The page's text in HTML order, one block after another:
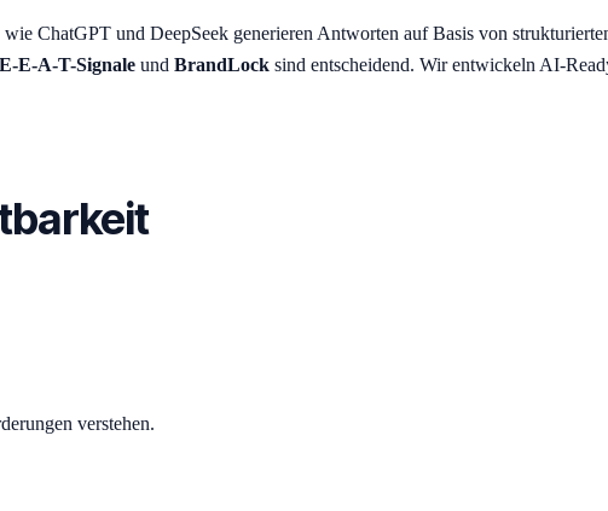
ChatGPT und DeepSeek generieren Antworten auf Basis von
E-E-A-T-Signale und BrandLock sind entscheidend. Wir entwickeln AI-
verstehen.